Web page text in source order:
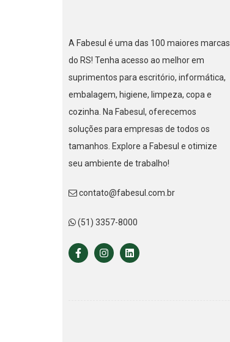
A Fabesul é uma das 100 maiores marcas
do RS! Tenha acesso ao melhor em
suprimentos para escritório, informática,
embalagem, higiene, limpeza, copa e
cozinha. Na Fabesul, oferecemos
soluções para empresas de todos os
tamanhos. Explore a Fabesul e otimize
seu ambiente de trabalho!
contato@fabesul.com.br
(51) 3357-8000